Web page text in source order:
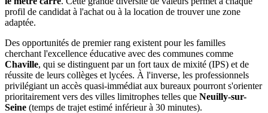
profil de candidat à l'achat ou à la location de trouver une zone
adaptée.
Des opportunités de premier rang existent pour les familles
cherchant l'excellence éducative avec des communes comme
Chaville, qui se distinguent par un fort taux de mixité (IPS) et de
réussite de leurs collèges et lycées. À l'inverse, les professionnels
privilégiant un accès quasi-immédiat aux bureaux pourront s'orienter
prioritairement vers des villes limitrophes telles que Neuilly-sur-
Seine (temps de trajet estimé inférieur à 30 minutes).